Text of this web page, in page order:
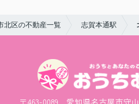
北区の不動産一覧 志賀本通駅
〒463-0089 愛知県名古屋市守